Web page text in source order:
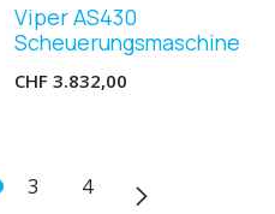
Viper AS430
Scheuerungsmaschine
CHF 3.832,00
3 4